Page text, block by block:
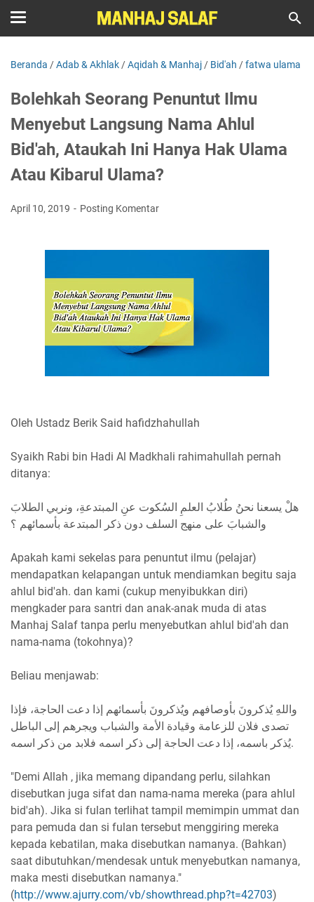
Beranda /Adab & Akhlak /Aqidah & Manhaj / Bid'ah /fatwa ulama
Bolehkah Seorang Penuntut Ilmu
Menyebut Langsung Nama Ahlul
Bid'ah, Ataukah Ini Hanya Hak Ulama
Atau Kibarul Ulama?
April 10, 2019 Posting Komentar
Oleh Ustadz Berik Said hafidzhahullah
Syaikh Rabi bin Hadi Al Madkhali rahimahullah pernah
ditanya:
ﻫﻞْ ﻳﺴﻌﻨﺎ ﻧﺤﻦُ ﻃُﻼﺏُ ﺍﻟﻌﻠﻢِ ﺍﻟﺴُﻜﻮﺕ ﻋﻦِ ﺍﻟﻤﺒﺘﺪﻋﺔِ، ﻭﻧﺮﺑﻲ ﺍﻟﻄﻼﺏَ
ﻭﺍﻟﺸﺒﺎﺏَ ﻋﻠﻰ ﻣﻨﻬﺞ ﺍﻟﺴﻠﻒ ﺩﻭﻥ ﺫﻛﺮ ﺍﻟﻤﺒﺘﺪﻋﺔ ﺑﺄﺳﻤﺎﺋﻬﻢ ؟
Apakah kami sekelas para penuntut ilmu (pelajar)
mendapatkan kelapangan untuk mendiamkan begitu saja
ahlul bid'ah. dan kami (cukup menyibukkan diri)
mengkader para santri dan anak-anak muda di atas
Manhaj Salaf tanpa perlu menyebutkan ahlul bid'ah dan
nama-nama (tokohnya)?
Beliau menjawab:
ﻭﺍﻟﻠﻪِ ﻳُﺬﻛﺮﻭﻥَ ﺑﺄﻭﺻﺎﻓﻬﻢ ﻭﻳُﺬﻛﺮﻭﻥَ ﺑﺄﺳﻤﺎﺋﻬﻢ ﺇﺫﺍ ﺩﻋﺖ ﺍﻟﺤﺎﺟﺔ، ﻓﺈﺫﺍ
ﺗﺼﺪﻯ ﻓﻼﻥ ﻟﻠﺰﻋﺎﻣﺔ ﻭﻗﻴﺎﺩﺓ ﺍﻷﻣﺔ ﻭﺍﻟﺸﺒﺎﺏ ﻭﻳﺠﺮﻫﻢ ﺇﻟﻰ ﺍﻟﺒﺎﻃﻞ
ﻳُﺬﻛﺮ ﺑﺎﺳﻤﻪ، ﺇﺫﺍ ﺩﻋﺖ ﺍﻟﺤﺎﺟﺔ ﺇﻟﻰ ﺫﻛﺮ ﺍﺳﻤﻪ ﻓﻼﺑﺪ ﻣﻦ ﺫﻛﺮ ﺍﺳﻤﻪ.
"Demi Allah , jika memang dipandang perlu, silahkan
disebutkan juga sifat dan nama-nama mereka (para ahlul
bid'ah). Jika si fulan terlihat tampil memimpin ummat dan
para pemuda dan si fulan tersebut menggiring mereka
kepada kebatilan, maka disebutkan namanya. (Bahkan)
saat dibutuhkan/mendesak untuk menyebutkan namanya,
maka mesti disebutkan namanya."
(http://www.ajurry.com/vb/showthread.php?t=42703)